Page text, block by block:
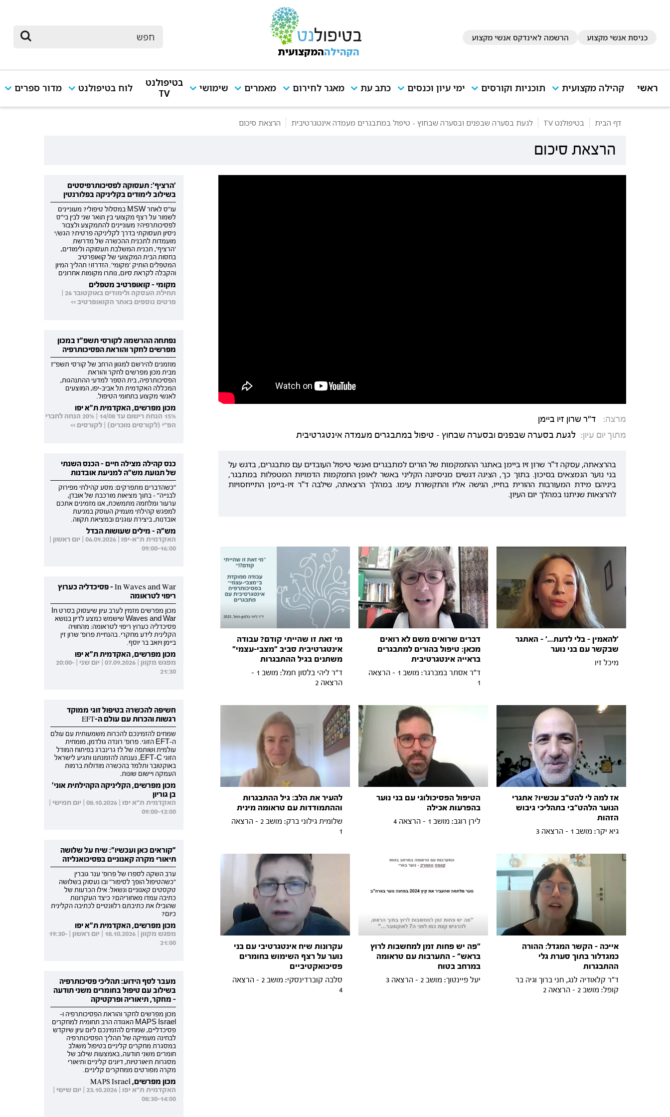
כניסת אנשי מקצוע הרשמה לאינדקס אנשי מקצוע
הקהילההמקצועית
ראשי קהילה מקצועית תוכניות וקורסים ימי עיון וכנסים כתב עת מאגר לחירום מאמרים שימושי
בטיפולנט
TV
לוח בטיפולנט מדור ספרים
דף הבית בטיפולנט TV לגעת בסערה שבפנים ובסערה שבחוץ - טיפול במתבגרים מעמדה אינטגרטיבית הרצאת סיכום
הרצאת סיכום
מרצה:
ד"ר שרון זיו ביימן
מתוך יום עיון: לגעת בסערה שבפנים ובסערה שבחוץ - טיפול במתבגרים מעמדה אינטגרטיבית
בהרצאתה, עסקה ד"ר שרון זיו ביימן באתגר ההתמקמות של הורים למתבגרים ואנשי טיפול העובדים עם מתבגרים, בדגש על
בני נוער הנמצאים בסיכון. בתוך כך, הציגה דגשים מניסיונה הקליני באשר לאופן התמקמות הדמויות המטפלות במתבגר,
ביניהם מידת המעורבות ההורית בחייו, הגישה אליו והתקשורת עימו. במהלך הרצאתה, שילבה ד"ר זיו-ביימן התייחסויות
להרצאות שניתנו במהלך יום העיון.
'להאמין - בלי לדעת…' - האתגר
שבקשר עם בני נוער
מיכל זיו
דברים שרואים משם לא רואים
מכאן: טיפול בהורים למתבגרים
בראייה אינטגרטיבית
ד"ר אסתר במברגר: מושב 1 - הרצאה
1
מי זאת זו שהייתי קודם? עבודה
אינטגרטיבית סביב ״מצבי-עצמי״
משתנים בגיל ההתבגרות
ד״ר ליהי בלסון חמל: מושב 1 -
הרצאה 2
אז למה לי להט"ב עכשיו? אתגרי
הנוער הלהט"בי בתהליכי גיבוש
הזהות
גיא יקר: מושב 1 - הרצאה 3
הטיפול הפסיכולוגי עם בני נוער
בהפרעות אכילה
לירן רוגב: מושב 1 - הרצאה 4
להעיר את הלב: גיל ההתבגרות
וההתמודדות עם טראומה מינית
שלומית גילוני ברק: מושב 2 - הרצאה
1
אייכה – הקשר המגדל: ההורה
כמגדלור בתוך סערת גלי
ההתבגרות
ד"ר קלאודיה לנג, חני ברוך וגיה בר
קופל: מושב 2 - הרצאה 2
״פה יש פחות זמן למחשבות לרוץ
בראש״ - התערבות עם טראומה
במרחב בטוח
יעל פיינטוך: מושב 2 - הרצאה 3
עקרונות שיח אינטגרטיבי עם בני
נוער על רצף השימוש בחומרים
פסיכואקטיביים
סלבה קוברדינסקי: מושב 2 - הרצאה
4
'הרציף': תעסוקה לפסיכותרפיסטים
בשילוב לימודים בקליניקה בפלורנטין
עו"ס לאחר MSW במסלול טיפולי? מעוניינים
לשמור על רצף מקצועי בין תואר שני לבין בי"ס
לפסיכותרפיה? מעוניינים להתמקצע ולצבור
ניסיון תעסוקתי בדרך לקליניקה פרטית? הגש/י
מועמדות לתכנית ההכשרה של מדרשת
'הרציף', תכנית המשלבת תעסוקה ולימודים,
בחסות הבית המקצועי של קואופרטיב
המטפלים הותיק 'מקומי'. הזדרזו! תהליך המיון
והקבלה לקראת סיום, נותרו מקומות אחרונים
מקומי - קואופרטיב מטפלים
תחילת העסקה ולימודים באוקטובר 26 |
פרטים נוספים באתר הקואופרטיב >>
נפתחה ההרשמה לקורסי תשפ"ז במכון
מפרשים לחקר והוראת הפסיכותרפיה
מוזמנים להירשם למגוון הרחב של קורסי תשפ"ז
מבית מכון מפרשים לחקר והוראת
הפסיכותרפיה, בית הספר למדעי ההתנהגות,
המכללה האקדמית תל אביב-יפו, המוצעים
לאנשי מקצוע בתחומי הטיפול.
מכון מפרשים, האקדמית ת"א יפו
15% הנחת רישום עד 14/08 | 20% הנחה לחברי
הפ"י (לקורסים מוכרים) | לקורסים >>
כנס קהילה מצילה חיים - הכנס השנתי
של תנועת מש"ה למניעת אובדנות
"כשהדברים מתפרקים: מסע קהילתי מפירוק
לבנייה" - בתוך מציאות מורכבת של אובדן,
ערעור ומלחמה מתמשכת, אנו מזמינים אתכם
למפגש קהילתי מעמיק העוסק במניעת
אובדנות, ביצירת עוגנים ובמציאת תקווה.
מש"ה - מילים שעושות הבדל
האקדמית ת"א-יפו | 06.09.2026 | יום ראשון |
09:00-16:00
In Waves and War - פסיכדליה כערוץ
ריפוי לטראומה
מכון מפרשים מזמין לערב עיון שיעסוק בסרט In
Waves and War שישמש כמצע לדיון בנושא
פסיכדליה כערוץ ריפוי לטראומה: מהחוויה
הקלינית לידע מחקרי. בהנחיית פרופ' שרון זין
ביימן ויואב בר יוסף.
מכון מפרשים, האקדמית ת"א יפו
מפגש מקוון | 07.09.2026 | יום שני | 20:00-
21:30
חשיפה להכשרה בטיפול זוגי ממוקד
רגשות והכרות עם עולם ה-EFT
שמחים להזמינכם להכרות משמעותית עם עולם
ה-EFT הזוגי. פרופ' רונדה גולדמן, מומחית
עולמית ושותפה של לז גרינברג בפיתוח המודל
הזוגי EFT-C, נענתה להזמנתנו ותגיע לישראל
באוקטובר ותלמד בהכשרה מודולות ברמות
העמקה ויישום שונות.
מכון מפרשים, הקליניקה הקהילתית אוני'
בן גוריון
האקדמית ת"א יפו | 08.10.2026 | יום חמישי |
09:00-13:00
"קוראים כאן ועכשיו": שיח על שלושה
תיאורי מקרה קאנוניים בפסיכואנליזה
ערב השקה לספרו של פרופ' ענר גוברין
"כשהטיפול הופך לסיפור" ובו נעסוק בשלושה
טקסטים קאנוניים ונשאל: אילו הכרעות של
כתיבה עמדו מאחוריהם? כיצד העקרונות
שהובילו את כתיבתם רלוונטיים לכתיבה הקלינית
כיום?
מכון מפרשים, האקדמית ת"א יפו
מפגש מקוון | 18.10.2026 | יום ראשון | 19:30-
21:00
מעבר לסף הידוע: תהליכי פסיכותרפיה
בשילוב עם טיפול בחומרים משני תודעה
- מחקר, תיאוריה ופרקטיקה
מכון מפרשים לחקר והוראת הפסיכותרפיה ו-
MAPS Israel האגודה הרב תחומית למחקרים
פסיכדליים, שמחים להזמינכם ליום עיון שיוקדש
לבחינה מעמיקה של תהליך הפסיכותרפיה
במסגרת מחקרים קליניים בטיפול משולב
חומרים משני תודעה, באמצעות שילוב של
מסגרות תיאורטיות, דיונים קליניים ותיאורי
מקרה מפורטים ממחקרים קליניים.
מכון מפרשים, MAPS Israel
האקדמית ת"א יפו | 23.10.2026 | יום שישי |
08:30-14:00